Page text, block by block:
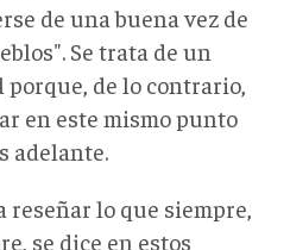
de una buena vez de
Se trata de un
de lo contrario,
en este mismo punto
adelante.
reseñar lo que siempre,
se dice en estos